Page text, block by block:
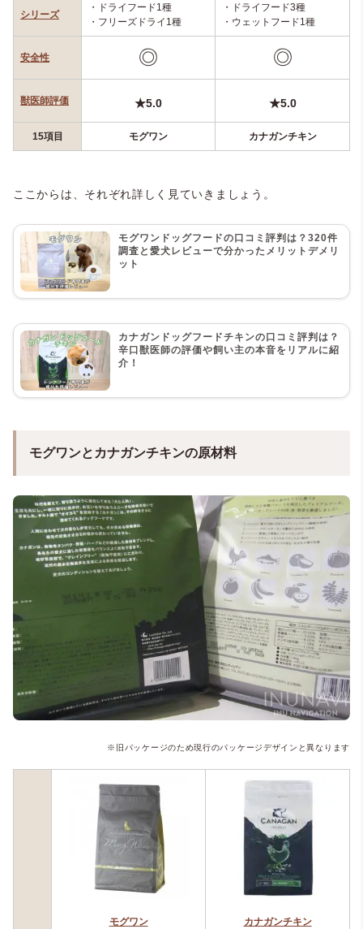
シリーズ
・ドライフード1種
・フリーズドライ1種
・ドライフード3種
・ウェットフード1種
安全性 ◎ ◎
獣医師評価 ★5.0 ★5.0
15項目 モグワン カナガンチキン
ここからは、それぞれ詳しく見ていきましょう。
モグワンドッグフードの口コミ評判は？320件
調査と愛犬レビューで分かったメリットデメリ
ット
カナガンドッグフードチキンの口コミ評判は？
辛口獣医師の評価や飼い主の本音をリアルに紹
介！
モグワンとカナガンチキンの原材料
※旧パッケージのため現行のパッケージデザインと異なります
モグワン カナガンチキン